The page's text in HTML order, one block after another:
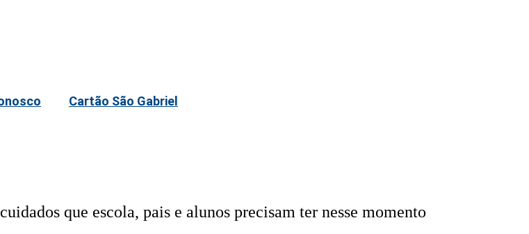
Cartão São Gabriel
que escola, pais e alunos precisam ter nesse momento